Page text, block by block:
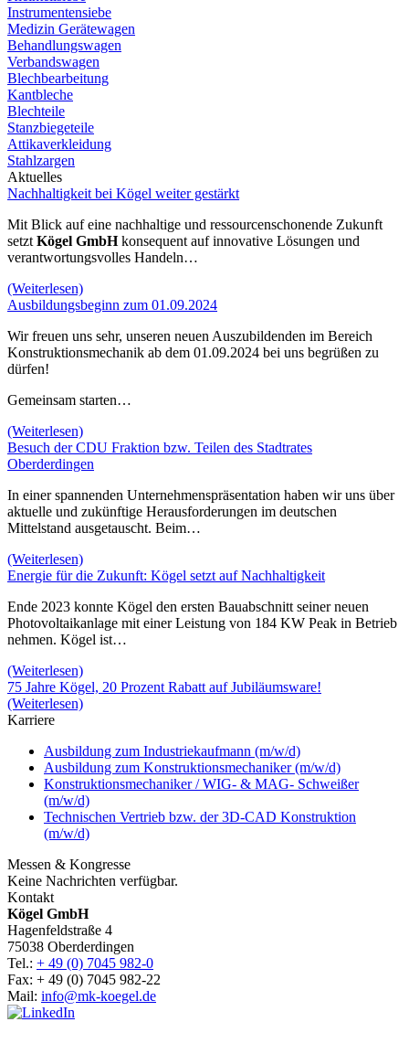
Instrumentensiebe
Medizin Gerätewagen
Behandlungswagen
Verbandswagen
Blechbearbeitung
Kantbleche
Blechteile
Stanzbiegeteile
Attikaverkleidung
Stahlzargen
Aktuelles
Nachhaltigkeit bei Kögel weiter gestärkt
Mit Blick auf eine nachhaltige und ressourcenschonende Zukunft
setzt Kögel GmbHkonsequent auf innovative Lösungen und
verantwortungsvolles Handeln…
(Weiterlesen)
Ausbildungsbeginn zum 01.09.2024
Wir freuen uns sehr, unseren neuen Auszubildenden im Bereich
Konstruktionsmechanik ab dem 01.09.2024 bei uns begrüßen zu
dürfen!
Gemeinsam starten…
(Weiterlesen)
Besuch der CDU Fraktion bzw. Teilen des Stadtrates
Oberderdingen
In einer spannenden Unternehmenspräsentation haben wir uns über
aktuelle und zukünftige Herausforderungen im deutschen
Mittelstand ausgetauscht. Beim…
(Weiterlesen)
Energie für die Zukunft: Kögel setzt auf Nachhaltigkeit
Ende 2023 konnte Kögel den ersten Bauabschnitt seiner neuen
Photovoltaikanlage mit einer Leistung von 184 KW Peak in Betrieb
nehmen. Kögel ist…
(Weiterlesen)
75 Jahre Kögel, 20 Prozent Rabatt auf Jubiläumsware!
(Weiterlesen)
Karriere
Ausbildung zum Industriekaufmann (m/w/d)
Ausbildung zum Konstruktionsmechaniker (m/w/d)
Konstruktionsmechaniker / WIG- & MAG- Schweißer
(m/w/d)
Technischen Vertrieb bzw. der 3D-CAD Konstruktion
(m/w/d)
Messen & Kongresse
Keine Nachrichten verfügbar.
Kontakt
Kögel GmbH
Hagenfeldstraße 4
75038 Oberderdingen
Tel.: + 49 (0) 7045 982-0
Fax: + 49 (0) 7045 982-22
Mail: info@mk-koegel.de